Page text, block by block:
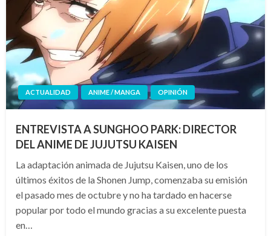
ACTUALIDAD ANIME / MANGA OPINIÓN
ENTREVISTA A SUNGHOO PARK: DIRECTOR
DEL ANIME DE JUJUTSU KAISEN
La adaptación animada de Jujutsu Kaisen, uno de los
últimos éxitos de la Shonen Jump, comenzaba su emisión
el pasado mes de octubre y no ha tardado en hacerse
popular por todo el mundo gracias a su excelente puesta
en…